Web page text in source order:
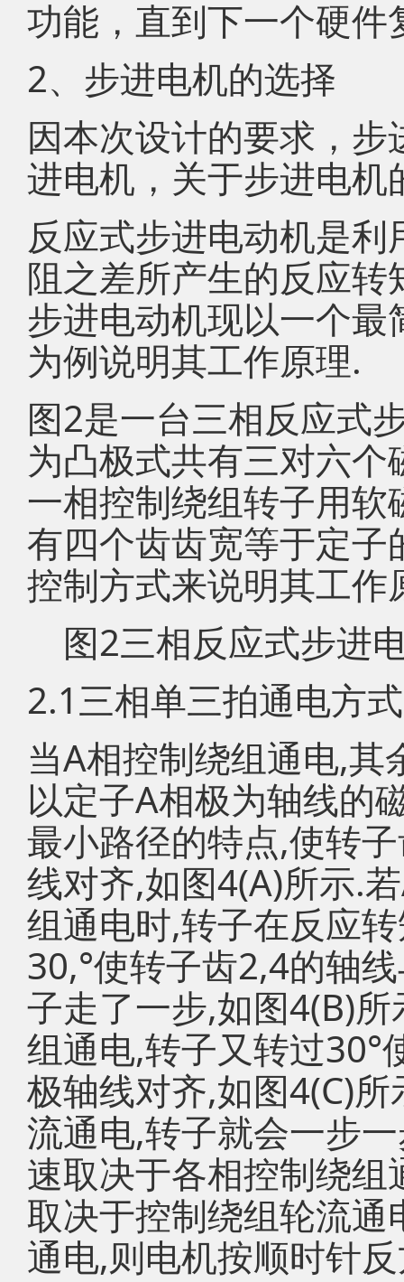
功能，直到下一个硬件
2、步进电机的选择
因本次设计的要求，
进电机，关于步进电机
反应式步进电动机是
阻之差所产生的反应
步进电动机现以一个
为例说明其工作原理.
图2是一台三相反应式
为凸极式共有三对六
一相控制绕组转子用
有四个齿齿宽等于定
控制方式来说明其工作
图2三相反应式步进
2.1三相单三拍通电方式
当A相控制绕组通电,
以定子A相极为轴线的
最小路径的特点,使转
线对齐,如图4(A)所示.
组通电时,转子在反应
30,°使转子齿2,4的轴
子走了一步,如图4(B)
组通电,转子又转过30°
极轴线对齐,如图4(C)
流通电,转子就会一步
速取决于各相控制绕
取决于控制绕组轮流通
通电,则电机按顺时针